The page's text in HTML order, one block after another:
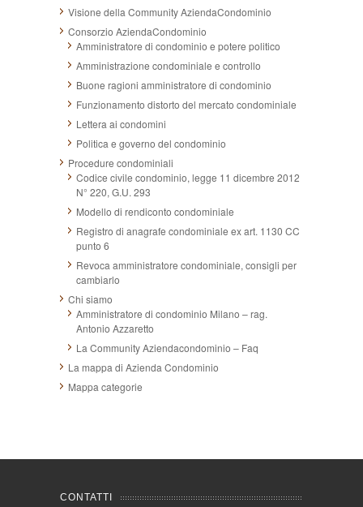
Visione della Community AziendaCondominio
Consorzio AziendaCondominio
Amministratore di condominio e potere politico
Amministrazione condominiale e controllo
Buone ragioni amministratore di condominio
Funzionamento distorto del mercato condominiale
Lettera ai condomini
Politica e governo del condominio
Procedure condominiali
Codice civile condominio, legge 11 dicembre 2012
N° 220, G.U. 293
Modello di rendiconto condominiale
Registro di anagrafe condominiale ex art. 1130 CC
punto 6
Revoca amministratore condominiale, consigli per
cambiarlo
Chi siamo
Amministratore di condominio Milano – rag.
Antonio Azzaretto
La Community Aziendacondominio – Faq
La mappa di Azienda Condominio
Mappa categorie
CONTATTI